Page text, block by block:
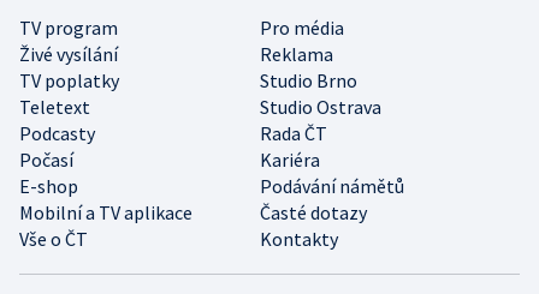
TV program
Pro média
Živé vysílání
Reklama
TV poplatky
Studio Brno
Teletext
Studio Ostrava
Podcasty
Rada ČT
Počasí
Kariéra
E-shop
Podávání námětů
Mobilní a TV aplikace
Časté dotazy
Vše o ČT
Kontakty